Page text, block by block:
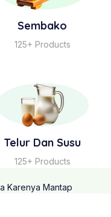
Sembako
125+ Products
Telur Dan Susu
125+ Products
Karenya Mantap